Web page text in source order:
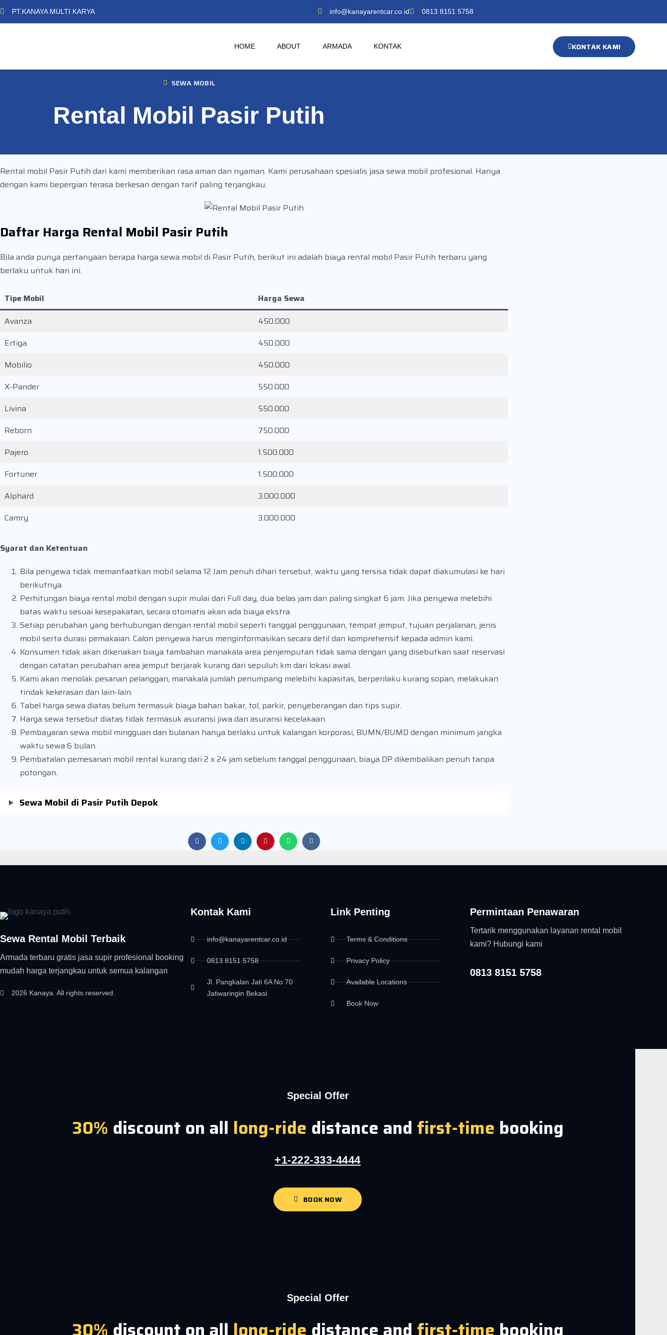
PT.KANAYA MULTI KARYA info@kanayarentcar.co.id 0813 8151 5758
HOME ABOUT ARMADA KONTAK KONTAK KAMI
SEWA MOBIL
Rental Mobil Pasir Putih
Rental mobil Pasir Putih dari kami memberikan rasa aman dan nyaman. Kami perusahaan spesialis jasa sewa mobil profesional. Hanya
dengan kami bepergian terasa berkesan dengan tarif paling terjangkau.
Daftar Harga Rental Mobil Pasir Putih
Bila anda punya pertanyaan berapa harga sewa mobil di Pasir Putih, berikut ini adalah biaya rental mobil Pasir Putih terbaru yang
berlaku untuk hari ini.
Tipe Mobil
Harga Sewa
Avanza
450.000
Ertiga
450.000
Mobilio
450.000
X-Pander
550.000
Livina
550.000
Reborn
750.000
Pajero
1.500.000
Fortuner
1.500.000
Alphard
3.000.000
Camry
3.000.000
Syarat dan Ketentuan
Bila penyewa tidak memanfaatkan mobil selama 12 Jam penuh dihari tersebut, waktu yang tersisa tidak dapat diakumulasi ke hari
berikutnya.
Perhitungan biaya rental mobil dengan supir mulai dari Full day, dua belas jam dan paling singkat 6 jam. Jika penyewa melebihi
batas waktu sesuai kesepakatan, secara otomatis akan ada biaya ekstra.
Setiap perubahan yang berhubungan dengan rental mobil seperti tanggal penggunaan, tempat jemput, tujuan perjalanan, jenis
mobil serta durasi pemakaian. Calon penyewa harus menginformasikan secara detil dan komprehensif kepada admin kami.
Konsumen tidak akan dikenakan biaya tambahan manakala area penjemputan tidak sama dengan yang disebutkan saat reservasi
dengan catatan perubahan area jemput berjarak kurang dari sepuluh km dari lokasi awal.
Kami akan menolak pesanan pelanggan, manakala jumlah penumpang melebihi kapasitas, berperilaku kurang sopan, melakukan
tindak kekerasan dan lain-lain.
Tabel harga sewa diatas belum termasuk biaya bahan bakar, tol, parkir, penyeberangan dan tips supir.
Harga sewa tersebut diatas tidak termasuk asuransi jiwa dan asuransi kecelakaan.
Pembayaran sewa mobil mingguan dan bulanan hanya berlaku untuk kalangan korporasi, BUMN/BUMD dengan minimum jangka
waktu sewa 6 bulan.
Pembatalan pemesanan mobil rental kurang dari 2 x 24 jam sebelum tanggal penggunaan, biaya DP dikembalikan penuh tanpa
potongan.
Sewa Mobil di Pasir Putih Depok
Sewa Rental Mobil Terbaik
Armada terbaru gratis jasa supir profesional booking
mudah harga terjangkau untuk semua kalangan
2026 Kanaya. All rights reserved.
Kontak Kami
info@kanayarentcar.co.id
0813 8151 5758
Jl. Pangkalan Jati 6A No 70
Jatiwaringin Bekasi
Link Penting
Terms & Conditions
Privacy Policy
Available Locations
Book Now
Permintaan Penawaran
Tertarik menggunakan layanan rental mobil
kami? Hubungi kami
0813 8151 5758
Special Offer
30% discount on all long-ride distance and first-time booking
+1-222-333-4444
BOOK NOW
Special Offer